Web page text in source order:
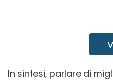
In sintesi, parlare di